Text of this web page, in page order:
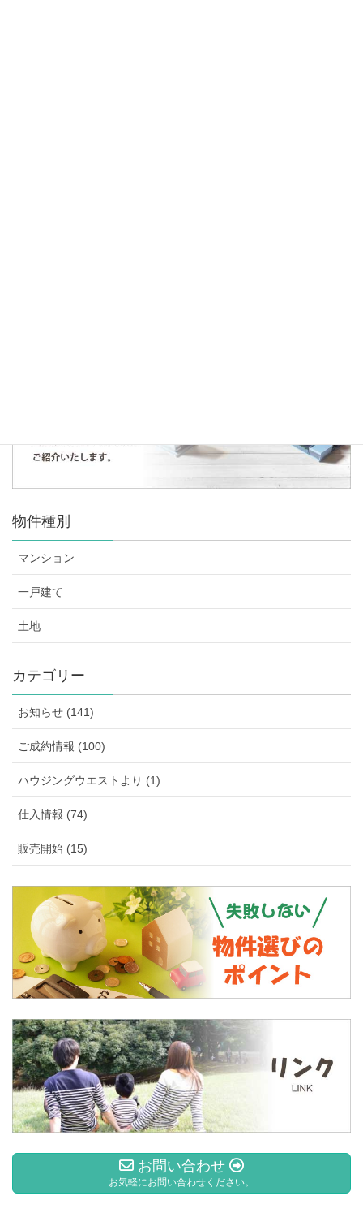
物件種別
マンション
一戸建て
土地
カテゴリー
お知らせ (141)
ご成約情報 (100)
ハウジングウエストより (1)
仕入情報 (74)
販売開始 (15)
お問い合わせ
お気軽にお問い合わせください。